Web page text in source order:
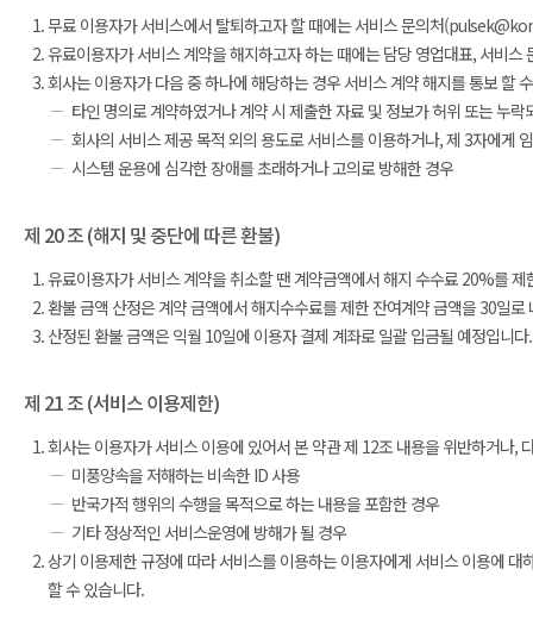
무료 이용자가 서비스에서 탈퇴하고자 할 때에는 서비스 문의처
유료이용자가 서비스 계약을 해지하고자 하는 때에는 담당 영업대표, 서
회사는 이용자가 다음 중 하나에 해당하는 경우 서비스 계약 해지를 통보 할
타인 명의로 계약하였거나 계약 시 제출한 자료 및 정보가 허위 또는 누락
회사의 서비스 제공 목적 외의 용도로 서비스를 이용하거나, 제 3자에게
시스템 운용에 심각한 장애를 초래하거나 고의로 방해한 경우
제 20 조 (해지 및 중단에 따른 환불)
유료이용자가 서비스 계약을 취소할 땐 계약금액에서 해지 수수료 20%를 제
환불 금액 산정은 계약 금액에서 해지수수료를 제한 잔여계약 금액을 30일
산정된 환불 금액은 익월 10일에 이용자 결제 계좌로 일괄 입금될 예정입니다.
제 21 조 (서비스 이용제한)
회사는 이용자가 서비스 이용에 있어서 본 약관 제 12조 내용을 위반하거나,
미풍양속을 저해하는 비속한 ID 사용
반국가적 행위의 수행을 목적으로 하는 내용을 포함한 경우
기타 정상적인 서비스운영에 방해가 될 경우
상기 이용제한 규정에 따라 서비스를 이용하는 이용자에게 서비스 이용에
할 수 있습니다.